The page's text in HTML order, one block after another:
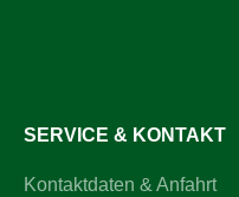
SERVICE & KONTAKT
Kontaktdaten & Anfahrt